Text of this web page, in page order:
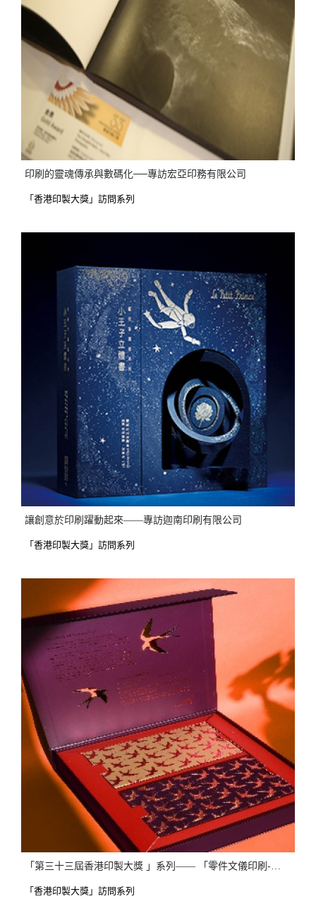
印刷的靈魂傳承與數碼化──專訪宏亞印務有限公司
「香港印製大獎」訪問系列
讓創意於印刷躍動起來——專訪迦南印刷有限公司
「香港印製大獎」訪問系列
「第三十三屆香港印製大獎 」系列—— 「零件文儀印刷-其他」金獎 簡約美學：追求傳承與創新的平衡 專訪Thirty30 Creative Ltd.
「香港印製大獎」訪問系列